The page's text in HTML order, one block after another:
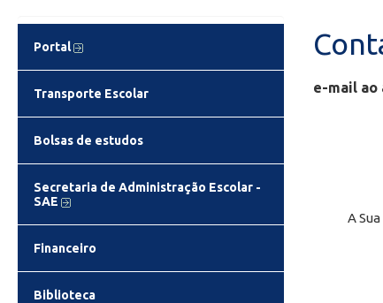
Portal
Transporte Escolar
Bolsas de estudos
Secretaria de Administração Escolar -
SAE
Financeiro
Biblioteca
e-mail ao
A